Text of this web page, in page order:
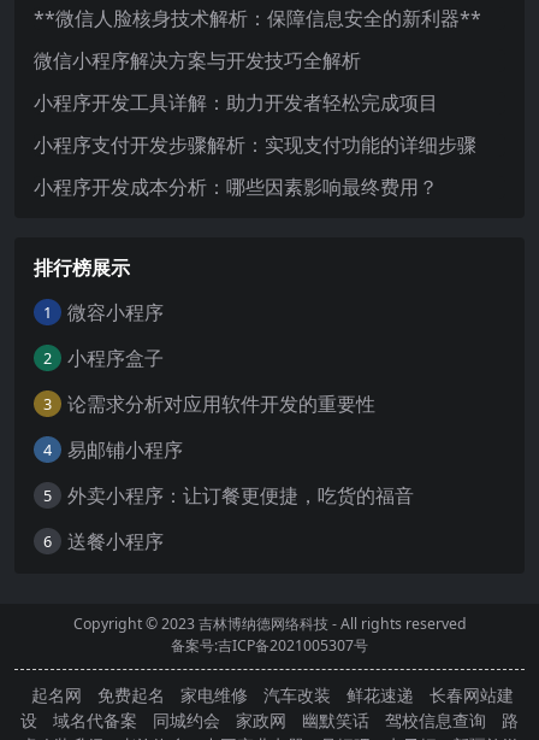
**微信人脸核身技术解析：保障信息安全的新利器**
微信小程序解决方案与开发技巧全解析
小程序开发工具详解：助力开发者轻松完成项目
小程序支付开发步骤解析：实现支付功能的详细步骤
小程序开发成本分析：哪些因素影响最终费用？
排行榜展示
1 微容小程序
2 小程序盒子
3 论需求分析对应用软件开发的重要性
4 易邮铺小程序
5 外卖小程序：让订餐更便捷，吃货的福音
6 送餐小程序
Copyright © 2023吉林博纳德网络科技- All rights reserved
备案号:吉ICP备2021005307号
起名网 免费起名 家电维修 汽车改装 鲜花速递
长春网站建
设
域名代备案 同城约会 家政网 幽默笑话 驾校信息查询
路